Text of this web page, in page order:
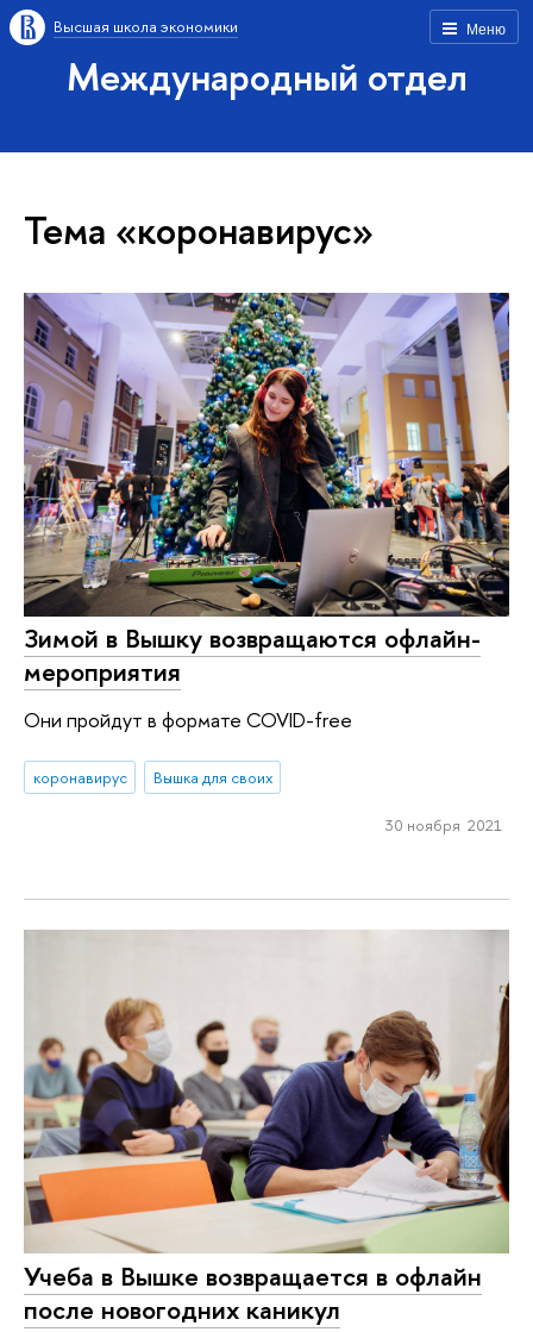
Меню
Высшая школа экономики
Международный отдел
Тема «коронавирус»
Зимой в Вышку возвращаются офлайн-
мероприятия
Они пройдут в формате COVID-free
коронавирус Вышка для своих
30 ноября 2021
Учеба в Вышке возвращается в офлайн
после новогодних каникул